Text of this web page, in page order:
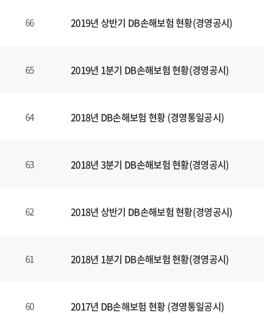
66 2019년 상반기 DB손해보험 현황(경영공시)
65 2019년 1분기 DB손해보험 현황(경영공시)
64 2018년 DB손해보험 현황 (경영통일공시)
63 2018년 3분기 DB손해보험 현황(경영공시)
62 2018년 상반기 DB손해보험 현황(경영공시)
61 2018년 1분기 DB손해보험 현황(경영공시)
60 2017년 DB손해보험 현황 (경영통일공시)